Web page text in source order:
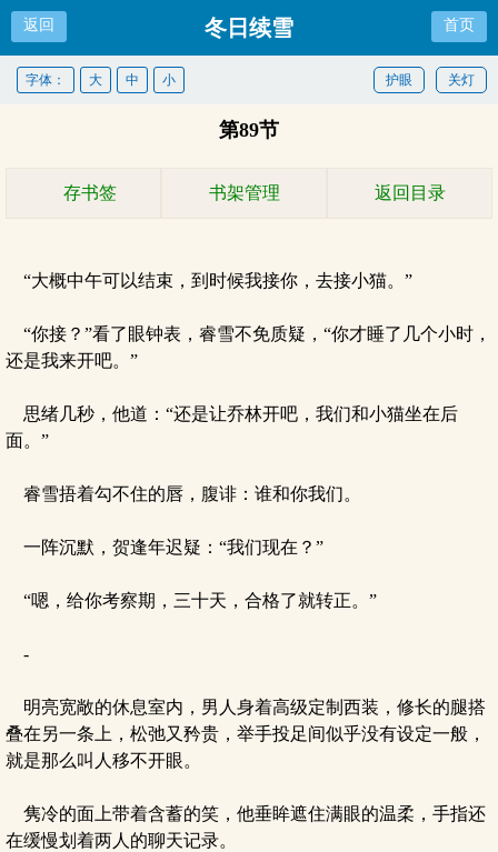
返回 冬日续雪 首页
关灯
护眼
字体： 大 中 小
第89节
存书签 书架管理 返回目录
“大概中午可以结束，到时候我接你，去接小猫。”
“你接？”看了眼钟表，睿雪不免质疑，“你才睡了几个小时，
还是我来开吧。”
思绪几秒，他道：“还是让乔林开吧，我们和小猫坐在后
面。”
睿雪捂着勾不住的唇，腹诽：谁和你我们。
一阵沉默，贺逢年迟疑：“我们现在？”
“嗯，给你考察期，三十天，合格了就转正。”
-
明亮宽敞的休息室内，男人身着高级定制西装，修长的腿搭
叠在另一条上，松弛又矜贵，举手投足间似乎没有设定一般，
就是那么叫人移不开眼。
隽冷的面上带着含蓄的笑，他垂眸遮住满眼的温柔，手指还
在缓慢划着两人的聊天记录。